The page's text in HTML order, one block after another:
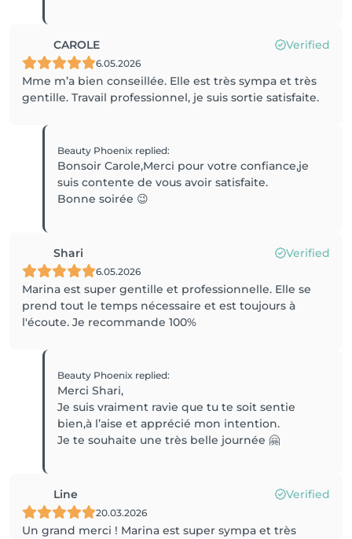
CAROLE Verified
6.05.2026
Mme m’a bien conseillée. Elle est très sympa et très
gentille. Travail professionnel, je suis sortie satisfaite.
Beauty Phoenix replied:
Bonsoir Carole,Merci pour votre confiance,je
suis contente de vous avoir satisfaite.
Bonne soirée 😉
Shari Verified
6.05.2026
Marina est super gentille et professionnelle. Elle se
prend tout le temps nécessaire et est toujours à
l'écoute. Je recommande 100%
Beauty Phoenix replied:
Merci Shari,
Je suis vraiment ravie que tu te soit sentie
bien,à l’aise et apprécié mon intention.
Je te souhaite une très belle journée 🤗
Line Verified
20.03.2026
Un grand merci ! Marina est super sympa et très